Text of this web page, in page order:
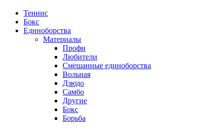
Теннис
Бокс
Единоборства
Материалы
Профи
Любители
Смешанные единоборства
Вольная
Дзюдо
Самбо
Другие
Бокс
Борьба